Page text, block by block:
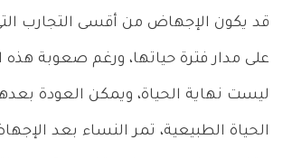
قد يكون الإجهاض من أقسى التجارب
على مدار فترة حياتها، ورغم صعوبة هذه
ليست نهاية الحياة، ويمكن العودة
الحياة الطبيعية، تمر النساء بعد